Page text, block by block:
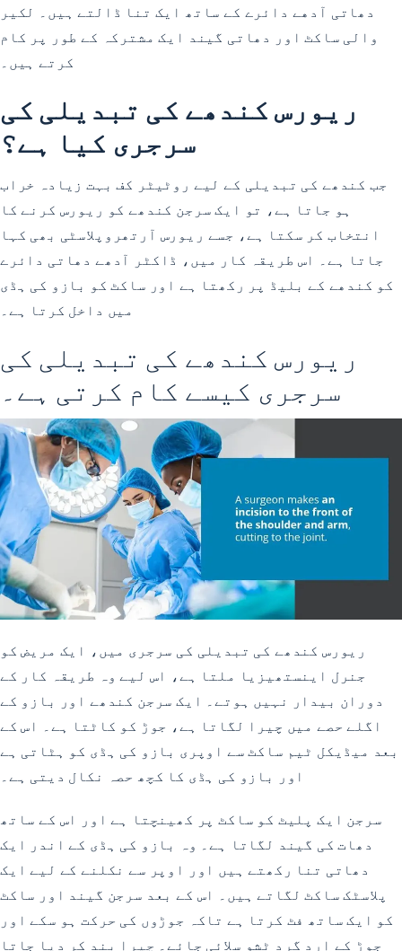
دھاتی آدھے دائرے کے ساتھ ایک تنا ڈالتے ہیں۔ لکیر
والی ساکٹ اور دھاتی گیند ایک مشترکہ کے طور پر کام
کرتے ہیں۔
ریورس کندھے کی تبدیلی کی
سرجری کیا ہے؟
جب کندھے کی تبدیلی کے لیے روٹیٹر کف بہت زیادہ خراب
ہو جاتا ہے، تو ایک سرجن کندھے کو ریورس کرنے کا
انتخاب کر سکتا ہے، جسے ریورس آرتھروپلاسٹی بھی کہا
جاتا ہے۔ اس طریقہ کار میں، ڈاکٹر آدھے دھاتی دائرے
کو کندھے کے بلیڈ پر رکھتا ہے اور ساکٹ کو بازو کی ہڈی
میں داخل کرتا ہے۔
ریورس کندھے کی تبدیلی کی
سرجری کیسے کام کرتی ہے۔
ریورس کندھے کی تبدیلی کی سرجری میں، ایک مریض کو
جنرل اینستھیزیا ملتا ہے، اس لیے وہ طریقہ کار کے
دوران بیدار نہیں ہوتے۔ ایک سرجن کندھے اور بازو کے
اگلے حصے میں چیرا لگاتا ہے، جوڑ کو کاٹتا ہے۔ اس کے
بعد میڈیکل ٹیم ساکٹ سے اوپری بازو کی ہڈی کو ہٹاتی ہے
اور بازو کی ہڈی کا کچھ حصہ نکال دیتی ہے۔
سرجن ایک پلیٹ کو ساکٹ پر کھینچتا ہے اور اس کے ساتھ
دھات کی گیند لگاتا ہے۔ وہ بازو کی ہڈی کے اندر ایک
دھاتی تنا رکھتے ہیں اور اوپر سے نکلنے کے لیے ایک
پلاسٹک ساکٹ لگاتے ہیں۔ اس کے بعد سرجن گیند اور ساکٹ
کو ایک ساتھ فٹ کرتا ہے تاکہ جوڑوں کی حرکت ہو سکے اور
جوڑ کے ارد گرد ٹشو سلائی جائے۔ چیرا بند کر دیا جاتا